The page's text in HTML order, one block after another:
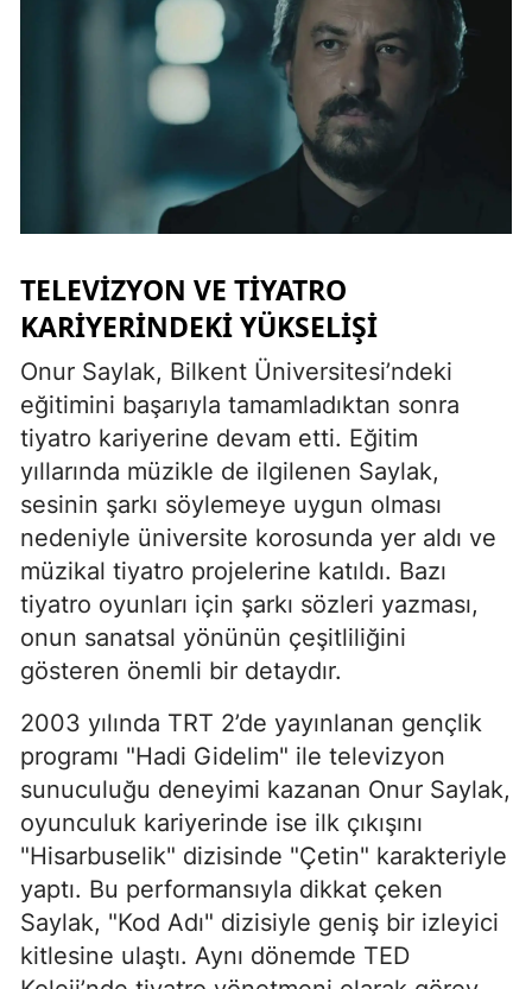
TELEVIZYON VE TIYATRO
KARIYERINDEKI YÜKSELIŞI
Onur Saylak, Bilkent Üniversitesi’ndeki
eğitimini başarıyla tamamladıktan sonra
tiyatro kariyerine devam etti. Eğitim
yıllarında müzikle de ilgilenen Saylak,
sesinin şarkı söylemeye uygun olması
nedeniyle üniversite korosunda yer aldı ve
müzikal tiyatro projelerine katıldı. Bazı
tiyatro oyunları için şarkı sözleri yazması,
onun sanatsal yönünün çeşitliliğini
gösteren önemli bir detaydır.
2003 yılında TRT 2’de yayınlanan gençlik
programı "Hadi Gidelim" ile televizyon
sunuculuğu deneyimi kazanan Onur Saylak,
oyunculuk kariyerinde ise ilk çıkışını
"Hisarbuselik" dizisinde "Çetin" karakteriyle
yaptı. Bu performansıyla dikkat çeken
Saylak, "Kod Adı" dizisiyle geniş bir izleyici
kitlesine ulaştı. Aynı dönemde TED